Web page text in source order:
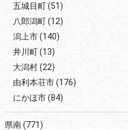
五城目町(51)
八郎潟町(12)
潟上市(140)
井川町(13)
大潟村(22)
由利本荘市(176)
にかほ市(84)
県南(771)